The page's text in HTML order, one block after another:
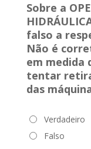
Sobre a
falso a
Não é
em medida
tentar
das
Verdadeiro
Falso